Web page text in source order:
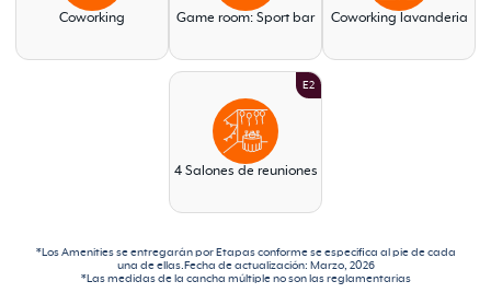
Coworking Game room: Sport bar Coworking lavanderia
E2
4 Salones de reuniones
*Los Amenities se entregarán por Etapas conforme se especiﬁca al pie de cada
una de ellas.Fecha de actualización: Marzo, 2026
*Las medidas de la cancha múltiple no son las reglamentarias